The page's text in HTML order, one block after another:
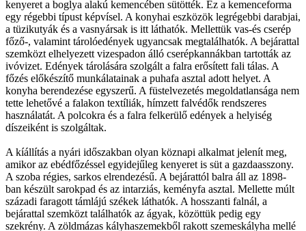
kenyeret a boglya alakú kemencében sütötték. Ez a kemenceforma
egy régebbi típust képvísel. A konyhai eszközök legrégebbi darabjai,
a tüzikutyák és a vasnyársak is itt láthatók. Mellettük vas-és cserép
főző-, valamint tárolóedények ugyancsak megtalálhatók. A bejárattal
szemközt elhelyezett vizespadon álló cserépkannákban tartották az
ivóvizet. Edények tárolására szolgált a falra erősített fali tálas. A
főzés előkészítő munkálatainak a puhafa asztal adott helyet. A
konyha berendezése egyszerű. A füstelvezetés megoldatlansága nem
tette lehetővé a falakon textíliák, hímzett falvédők rendszeres
használatát. A polcokra és a falra felkerülő edények a helyiség
díszeiként is szolgáltak.
A kíállítás a nyári időszakban olyan köznapi alkalmat jelenít meg,
amikor az ebédfőzéssel egyidejűleg kenyeret is süt a gazdaasszony.
A szoba régies, sarkos elrendezésű. A bejárattól balra áll az 1898-
ban készült sarokpad és az intarziás, keményfa asztal. Mellette múlt
századi faragott támlájú székek láthatók. A hosszanti falnál, a
bejárattal szemközt találhatók az ágyak, közöttük pedig egy
szekrény. A zöldmázas kályhaszemekből rakott szemeskályha mellé